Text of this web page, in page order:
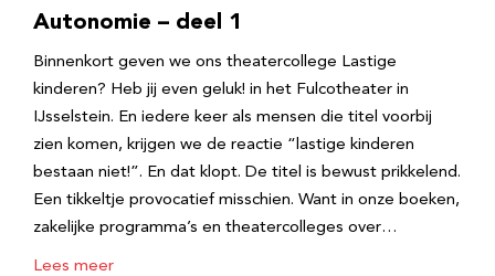
Autonomie – deel 1
Binnenkort geven we ons theatercollege Lastige
kinderen? Heb jij even geluk! in het Fulcotheater in
IJsselstein. En iedere keer als mensen die titel voorbij
zien komen, krijgen we de reactie “lastige kinderen
bestaan niet!”. En dat klopt. De titel is bewust prikkelend.
Een tikkeltje provocatief misschien. Want in onze boeken,
zakelijke programma’s en theatercolleges over…
Lees meer